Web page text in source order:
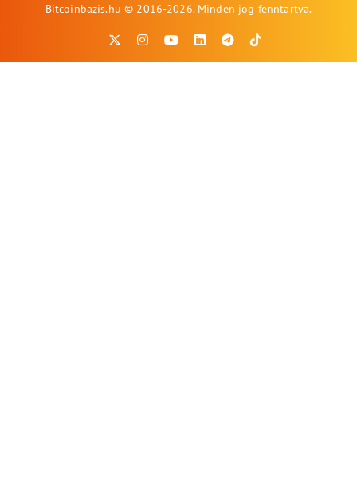
Bitcoinbazis.hu © 2016-2026. Minden jog fenntartva.